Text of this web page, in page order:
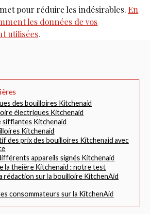
pour réduire les indésirables. En
les données de vos
utilisées.
des bouilloires Kitchenaid
électriques Kitchenaid
sifflantes Kitchenaid
Kitchenaid
des prix des bouilloires Kitchenaid avec
appareils signés Kitchenaid
la theière Kitchenaid : notre test
la rédaction sur la bouilloire KitchenAid
consommateurs sur la KitchenAid